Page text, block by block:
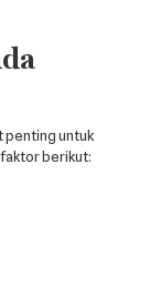
penting untuk
berikut: